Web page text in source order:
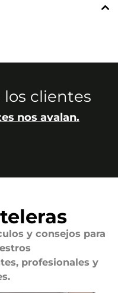
los clientes
nos avalan.
y consejos para
profesionales y